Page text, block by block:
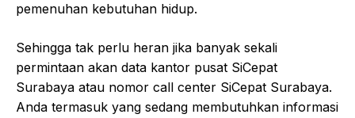
pemenuhan kebutuhan hidup.
Sehingga tak perlu heran jika banyak sekali
permintaan akan data kantor pusat SiCepat
Surabaya atau nomor call center SiCepat Surabaya.
Anda termasuk yang sedang membutuhkan informasi